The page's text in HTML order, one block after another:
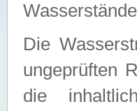
Die
ungeprüften
die